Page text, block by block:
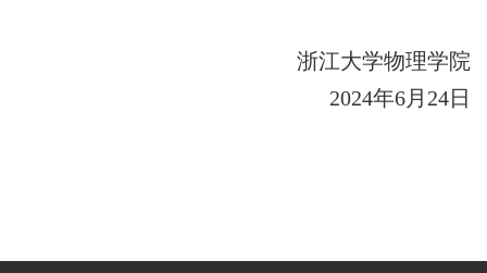
浙江大学物理学院
2024年6月 24日